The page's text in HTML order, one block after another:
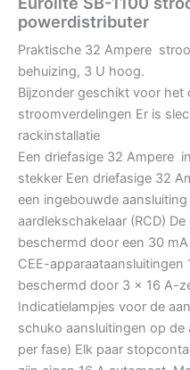
powerdistributer
Praktische 32 Ampere
behuizing, 3 U hoog.
Bijzonder geschikt voor
stroomverdelingen Er is
rackinstallatie
Een driefasige 32 Ampere
stekker Een driefasige 32
een ingebouwde
aardlekschakelaar (RCD)
beschermd door een 30
CEE-apparaataansluitingen
beschermd door 3 x 16 A-
Indicatielampjes voor de
schuko aansluitingen op
per fase) Elk paar